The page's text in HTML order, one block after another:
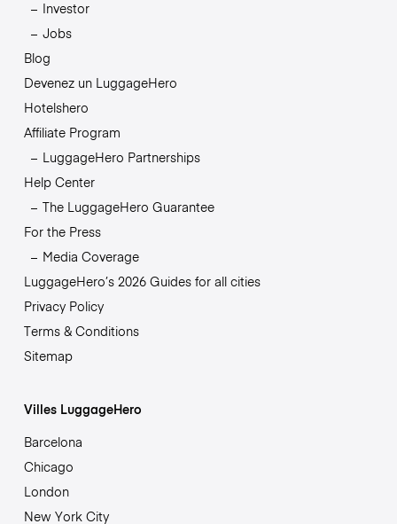
Investor
Jobs
Blog
Devenez un LuggageHero
Hotelshero
Affiliate Program
LuggageHero Partnerships
Help Center
The LuggageHero Guarantee
For the Press
Media Coverage
LuggageHero’s 2026 Guides for all cities
Privacy Policy
Terms & Conditions
Sitemap
Villes LuggageHero
Barcelona
Chicago
London
New York City